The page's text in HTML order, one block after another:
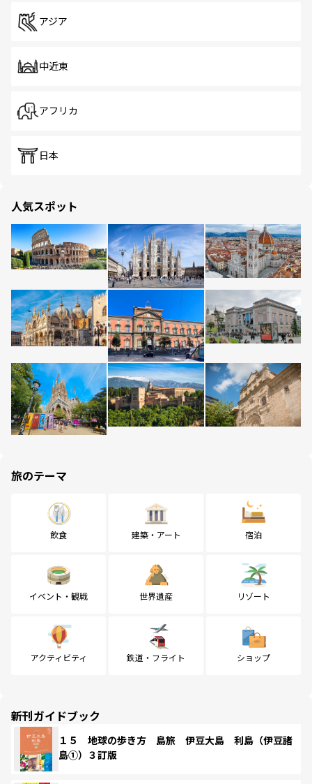
アジア
中近東
アフリカ
日本
人気スポット
旅のテーマ
飲食 建築・アート 宿泊
イベント・観戦 世界遺産 リゾート
アクティビティ 鉄道・フライト ショップ
新刊ガイドブック
１５ 地球の歩き方 島旅 伊豆大島 利島（伊豆諸
島①）３訂版